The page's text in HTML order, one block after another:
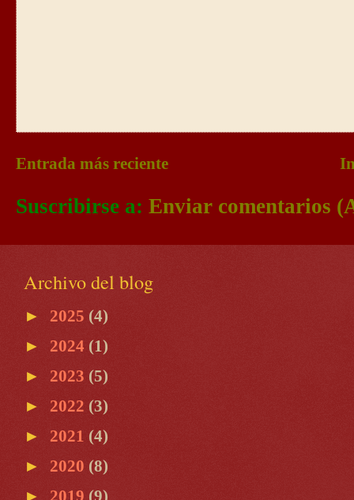
Entrada más reciente
Suscribirse a: Enviar comentarios
Archivo del blog
► 2025 (4)
► 2024 (1)
► 2023 (5)
► 2022 (3)
► 2021 (4)
► 2020 (8)
► 2019 (9)